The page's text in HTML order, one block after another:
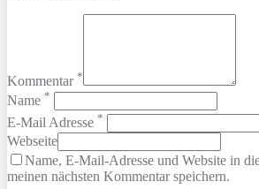
Kommentar *
Name *
E-Mail Adresse *
Webseite
Name, E-Mail-Adresse und Website in
meinen nächsten Kommentar speichern.